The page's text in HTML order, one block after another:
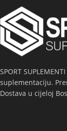
SPORT
suplementaciju.
Dostava u cijeloj